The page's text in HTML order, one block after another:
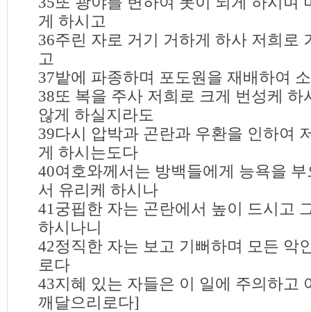
게 하시고
36주린 자로 거기 거하게 하사 저희로
고
37밭에 파종하며 포도원을 재배하여
38또 복을 주사 저희로 크게 번성케 하
않게 하실지라도
39다시 압박과 곤란과 우환을 인하여
게 하시는도다
40여호와께서는 방백들에게 능욕을
서 유리케 하시나
41궁핍한 자는 곤란에서 높이 드시고
하시나니
42정직한 자는 보고 기뻐하며 모든 악
로다
43지혜 있는 자들은 이 일에 주의하고
깨달으리로다]